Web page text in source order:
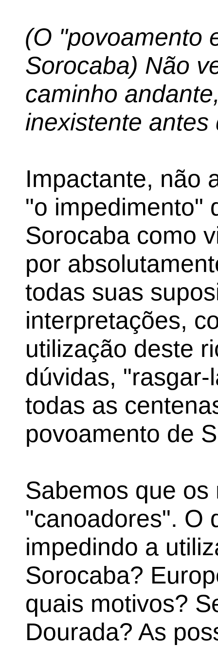
(O "povoamento
Sorocaba) Não
caminho
inexistente
Impactante, não
"o impedimento"
Sorocaba como
por
todas suas
interpretações,
utilização deste
dúvidas,
todas as
povoamento de
Sabemos que
"canoadores". O
impedindo a
Sorocaba?
quais motivos?
Dourada? As